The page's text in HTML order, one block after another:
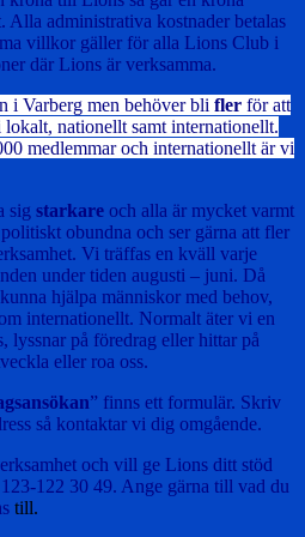
Alla administrativa kostnader betalas
villkor gäller för alla Lions Club i
där Lions är verksamma.
i Varberg men behöver bli fler för att
lokalt, nationellt samt internationellt.
medlemmar och internationellt är vi
sig starkare och alla är mycket varmt
obundna och ser gärna att fler
Vi träffas en kväll varje
under tiden augusti – juni. Då
hjälpa människor med behov,
internationellt. Normalt äter vi en
lyssnar på föredrag eller hittar på
eller roa oss.
” finns ett formulär. Skriv
så kontaktar vi dig omgående.
och vill ge Lions ditt stöd
122 30 49. Ange gärna till vad du
till.